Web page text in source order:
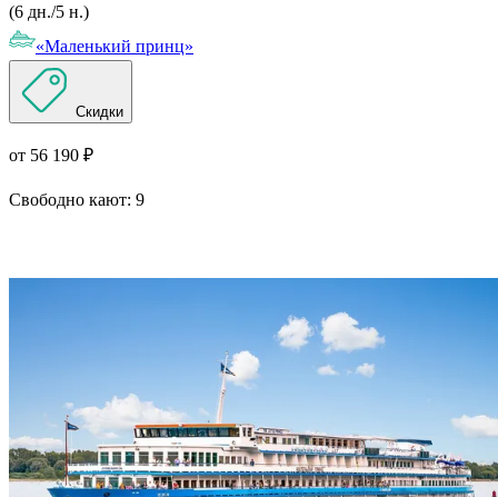
(6 дн./5 н.)
«Маленький принц»
Скидки
от 56 190 ₽
Свободно кают: 9